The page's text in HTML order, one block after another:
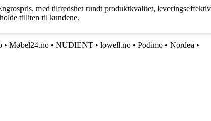
med tilfredshet rundt produktkvalitet,
tilliten til kundene.
• Møbel24.no • NUDIENT • lowell.no • Podimo • Nordea •